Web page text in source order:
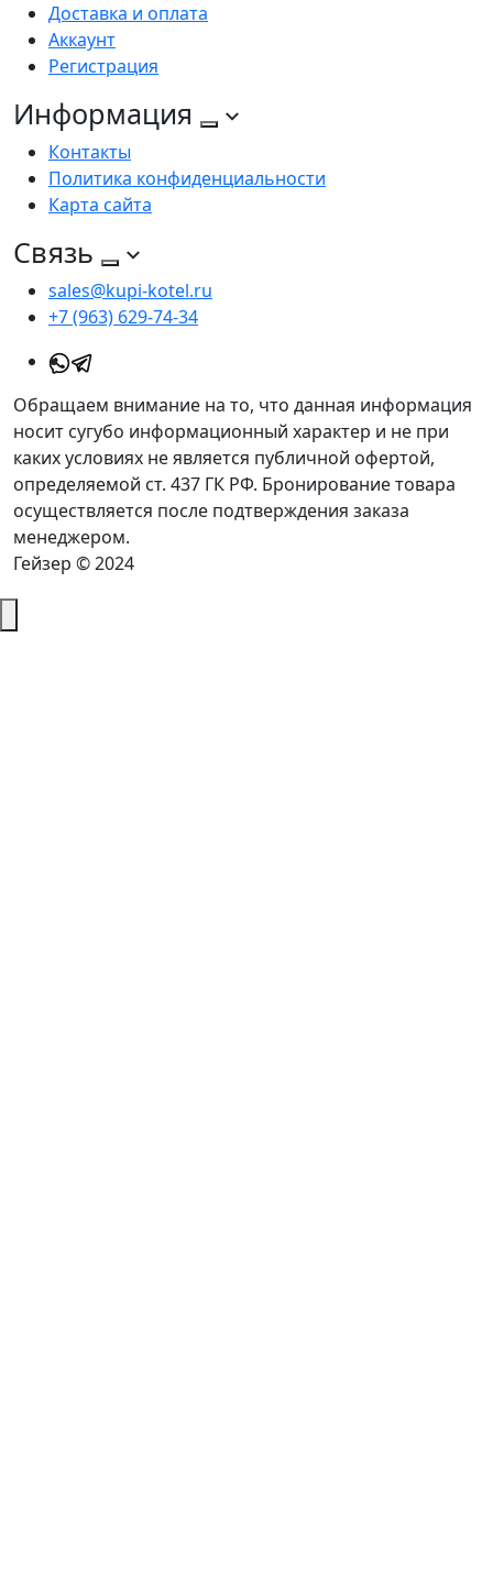
Доставка и оплата
Аккаунт
Регистрация
Информация
Контакты
Политика конфиденциальности
Карта сайта
Связь
sales@kupi-kotel.ru
+7 (963) 629-74-34
Обращаем внимание на то, что данная информация
носит сугубо информационный характер и не при
каких условиях не является публичной офертой,
определяемой ст. 437 ГК РФ. Бронирование товара
осуществляется после подтверждения заказа
менеджером.
Гейзер © 2024